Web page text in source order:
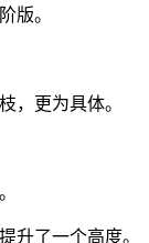
版。
，更为具体。
升了一个高度。